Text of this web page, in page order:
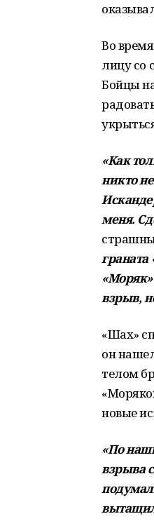
Во
лицу со
Бойцы
«Как
никто
меня.
граната
взрыв,
«Шах»
он
телом
новые
«По
взрыва